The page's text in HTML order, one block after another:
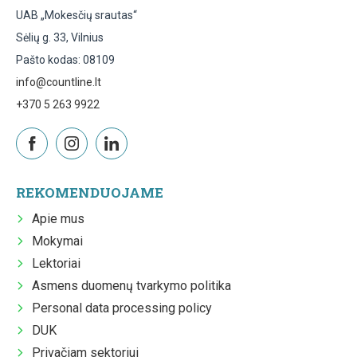
UAB „Mokesčių srautas“
Sėlių g. 33, Vilnius
Pašto kodas: 08109
info@countline.lt
+370 5 263 9922
REKOMENDUOJAME
Apie mus
Mokymai
Lektoriai
Asmens duomenų tvarkymo politika
Personal data processing policy
DUK
Privačiam sektoriui